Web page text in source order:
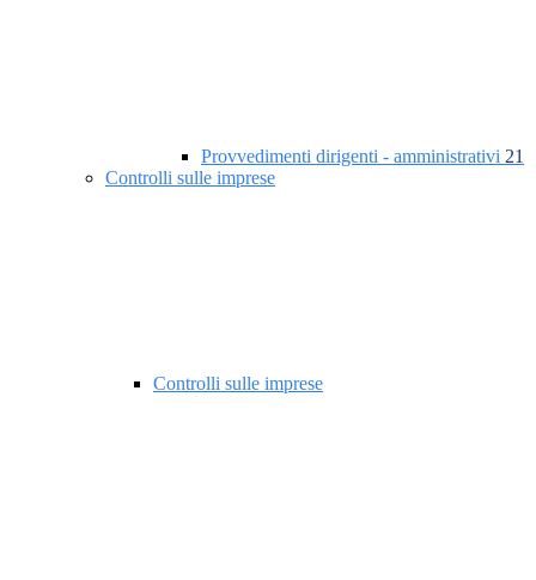
Provvedimenti dirigenti - amministrativi 21
Controlli sulle imprese
Controlli sulle imprese